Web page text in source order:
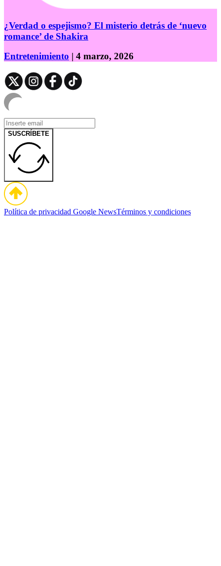
¿Verdad o espejismo? El misterio detrás de ‘nuevo
romance’ de Shakira
Entretenimiento | 4 marzo, 2026
SUSCRÍBETE
Política de privacidad Google NewsTérminos y condiciones